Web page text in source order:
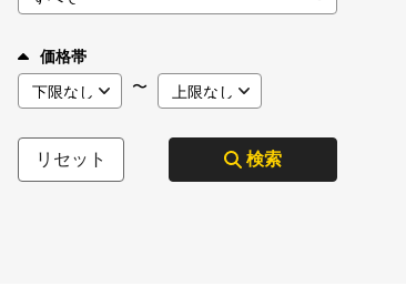
価格帯
〜
リセット 検索